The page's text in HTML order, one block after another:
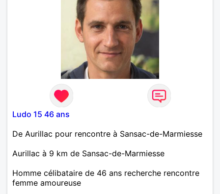
Ludo 15 46 ans
De Aurillac pour rencontre à Sansac-de-Marmiesse
Aurillac à 9 km de Sansac-de-Marmiesse
Homme célibataire de 46 ans recherche rencontre
femme amoureuse